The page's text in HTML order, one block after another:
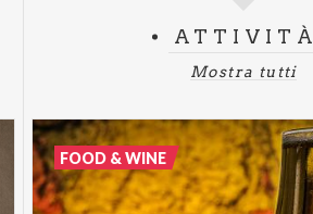
ATTIVITÀ
Mostra tutti
FOOD & WINE